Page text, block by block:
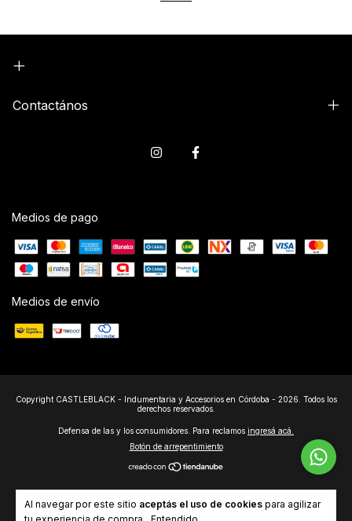
Al navegar por este sitio aceptás el uso de cookies para agilizar
Contactános
Medios de pago
Medios de envío
Copyright CASTLEBLACK - Indumentaria y Accesorios en Córdoba - 2026. Todos los
derechos reservados.
Defensa de las y los consumidores. Para reclamos ingresá acá.
Botón de arrepentimiento